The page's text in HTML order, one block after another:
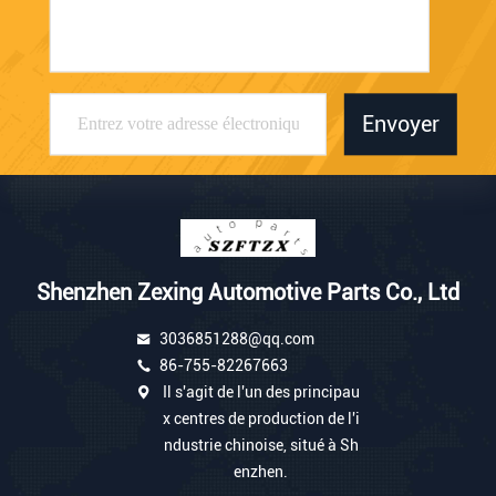
Envoyer
Shenzhen Zexing Automotive Parts Co., Ltd
3036851288@qq.com
86-755-82267663
Il s'agit de l'un des principau
x centres de production de l'i
ndustrie chinoise, situé à Sh
enzhen.